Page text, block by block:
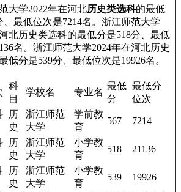
大学2022年在河北历史类选科的最低
、最低位次是7214名。浙江师范大学
北历史类选科的最低分是518分、最低
名。浙江师范大学2024年在河北历史
低分是539分、最低位次是19926名。
科
目
学校名 专业名
最低
分
最低分
位次
历
史
浙江师范
大学
学前教
育
567 7214
历
史
浙江师范
大学
小学教
育
518 21136
历
史
浙江师范
大学
小学教
育
539
19926